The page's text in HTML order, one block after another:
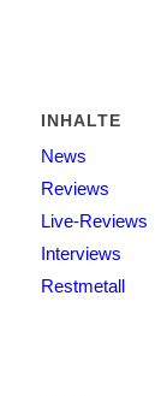
INHALTE
News
Reviews
Live-Reviews
Interviews
Restmetall